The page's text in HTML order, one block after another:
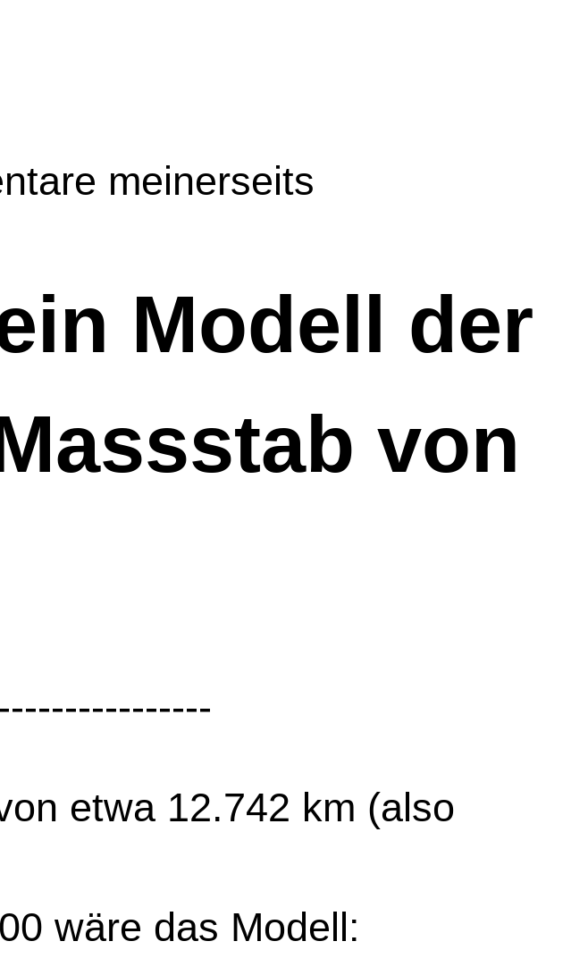
meinerseits
Modell der
von
etwa 12.742 km (also
wäre das Modell: